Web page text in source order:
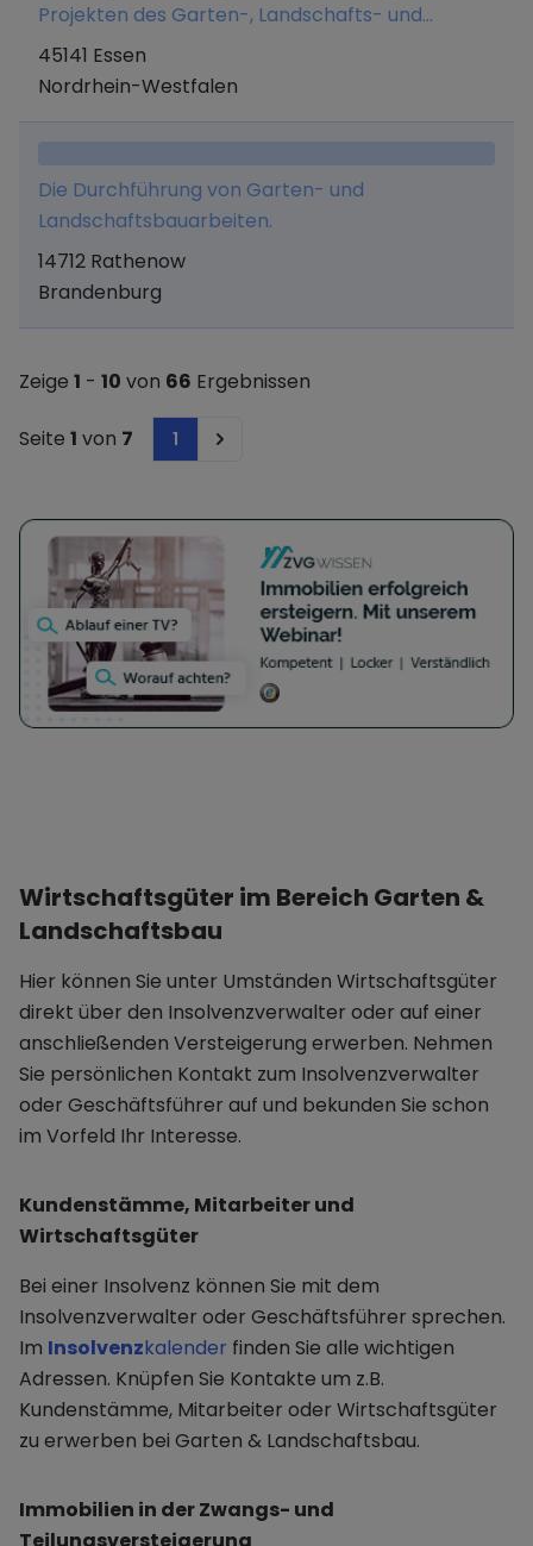
Projekten des Garten-, Landschafts- und
Wegebaues einschließlich aller dazugehörigen
Arbeiten.
45141 Essen
Nordrhein-Westfalen
Die Durchführung von Garten- und
Landschaftsbauarbeiten.
14712 Rathenow
Brandenburg
Zeige 1 - 10 von 66 Ergebnissen
Seite 1 von 7 1 Next
Wirtschaftsgüter im Bereich Garten &
Landschaftsbau
Hier können Sie unter Umständen Wirtschaftsgüter
direkt über den Insolvenzverwalter oder auf einer
anschließenden Versteigerung erwerben. Nehmen
Sie persönlichen Kontakt zum Insolvenzverwalter
oder Geschäftsführer auf und bekunden Sie schon
im Vorfeld Ihr Interesse.
Kundenstämme, Mitarbeiter und
Wirtschaftsgüter
Bei einer Insolvenz können Sie mit dem
Insolvenzverwalter oder Geschäftsführer sprechen.
Im Insolvenzkalender finden Sie alle wichtigen
Adressen. Knüpfen Sie Kontakte um z.B.
Kundenstämme, Mitarbeiter oder Wirtschaftsgüter
zu erwerben bei Garten & Landschaftsbau.
Immobilien in der Zwangs- und